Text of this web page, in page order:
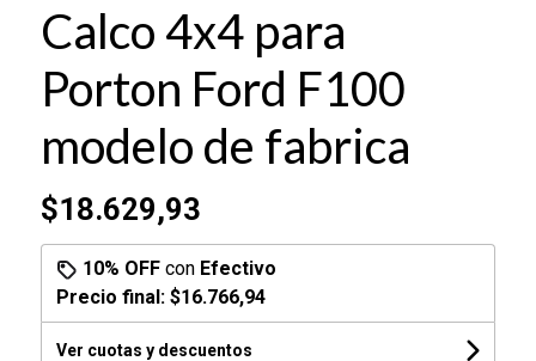
Calco 4x4 para
Porton Ford F100
modelo de fabrica
$18.629,93
10% OFFcon Efectivo
Precio final: $16.766,94
Ver cuotas y descuentos